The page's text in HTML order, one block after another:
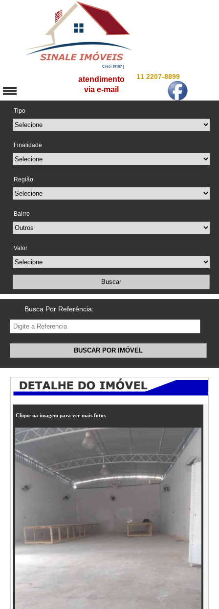
11 2207-8899
atendimento
via e-mail
Tipo
Finalidade
Região
Bairro
Valor
Buscar
Busca Por Referência:
BUSCAR POR IMÓVEL
Clique na imagem para ver mais fotos